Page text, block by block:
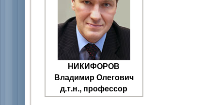
НИКИФОРОВ
Владимир Олегович
д.т.н., профессор